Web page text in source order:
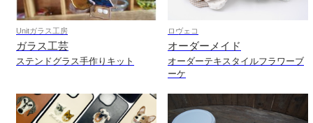
Unitガラス工房
ガラス工芸
ステンドグラス手作りキット
ロヴェコ
オーダーメイド
オーダーテキスタイルフラワーブ
ーケ